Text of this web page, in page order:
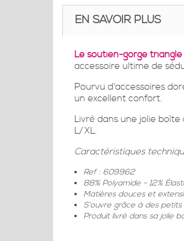
EN SAVOIR PLUS
Le soutien-gorge
accessoire ultime de
Pourvu d'accessoires
un excellent confort.
Livré dans une jolie
L/XL.
Caractéristiques
Ref : 609962
88% Polyamide - 12%
Matières douces et
S'ouvre grâce à des petits
Produit livré dans sa jolie